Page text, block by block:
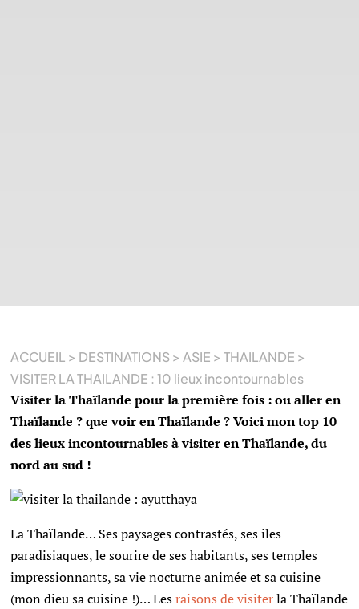
ACCUEIL > DESTINATIONS>ASIE >THAILANDE >
VISITER LA THAILANDE : 10 lieux incontournables
Visiter la Thaïlande pour la première fois : ou aller en
Thaïlande ? que voir en Thaïlande ? Voici mon top 10
des lieux incontournables à visiter en Thaïlande, du
nord au sud !
La Thaïlande… Ses paysages contrastés, ses iles
paradisiaques, le sourire de ses habitants, ses temples
impressionnants, sa vie nocturne animée et sa cuisine
(mon dieu sa cuisine !)… Lesraisons de visiterla Thaïlande